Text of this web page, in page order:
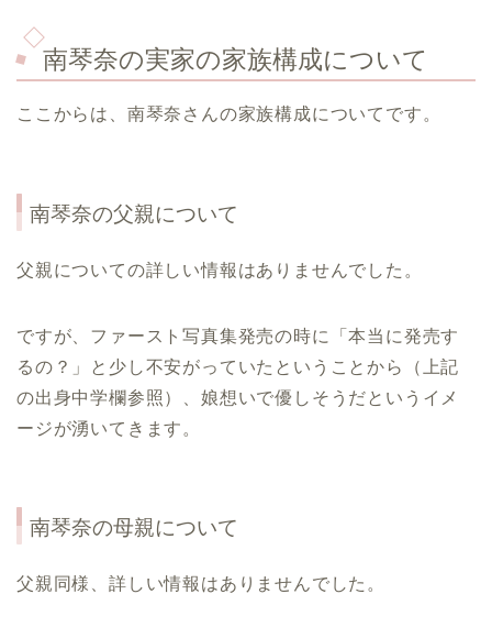
南琴奈の実家の家族構成について
ここからは、南琴奈さんの家族構成についてです。
南琴奈の父親について
父親についての詳しい情報はありませんでした。
ですが、ファースト写真集発売の時に「本当に発売す
るの？」と少し不安がっていたということから（上記
の出身中学欄参照）、娘想いで優しそうだというイメ
ージが湧いてきます。
南琴奈の母親について
父親同様、詳しい情報はありませんでした。